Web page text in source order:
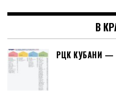
В
РЦК КУБАНИ —